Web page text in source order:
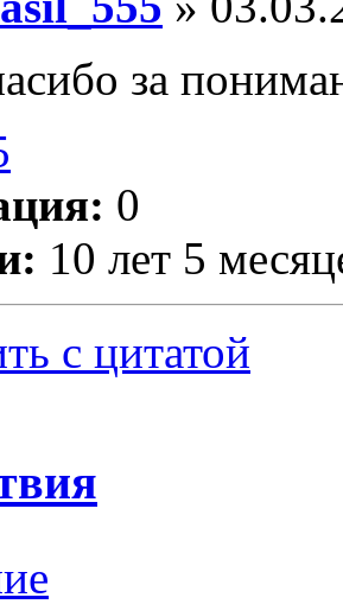
за
0
10 лет 5
с цитатой